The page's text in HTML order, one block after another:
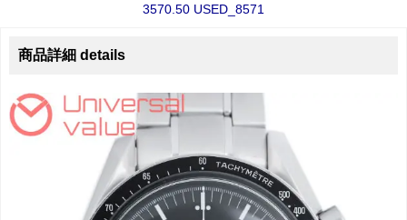
3570.50 USED_8571
商品詳細 details